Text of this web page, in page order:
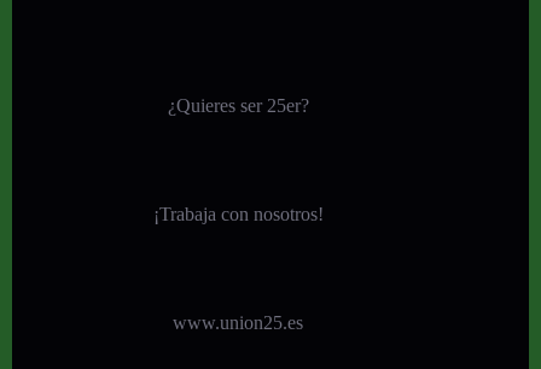
¿Quieres ser 25er?
¡Trabaja con nosotros!
www.union25.es